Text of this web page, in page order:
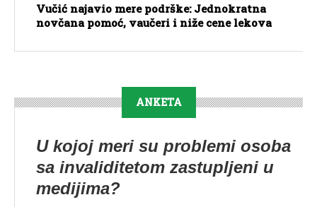
Vučić najavio mere podrške: Jednokratna
novčana pomoć, vaučeri i niže cene lekova
ANKETA
U kojoj meri su problemi osoba
sa invaliditetom zastupljeni u
medijima?